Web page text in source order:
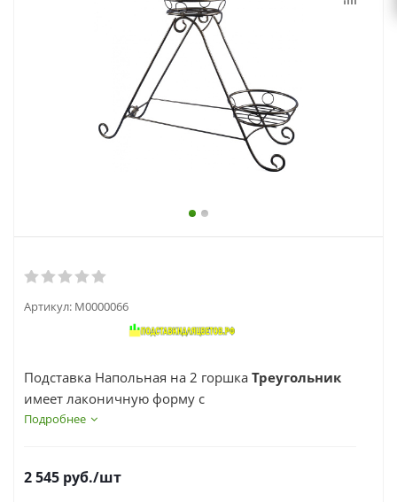
Артикул: М0000066
Подставка Напольная на 2 горшка Треугольник
имеет лаконичную форму с
разнообразными коваными элементами –
Подробнее
2 545 руб./шт